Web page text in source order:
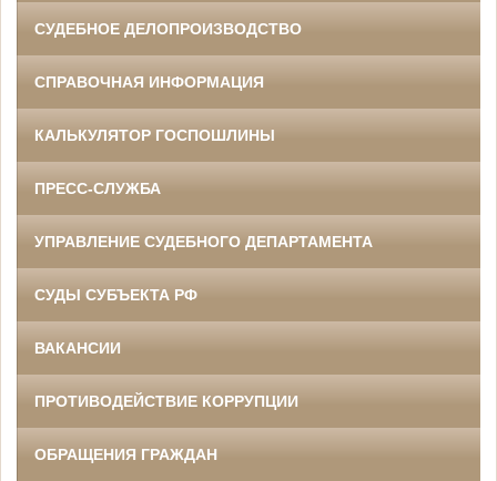
СУДЕБНОЕ ДЕЛОПРОИЗВОДСТВО
СПРАВОЧНАЯ ИНФОРМАЦИЯ
КАЛЬКУЛЯТОР ГОСПОШЛИНЫ
ПРЕСС-СЛУЖБА
УПРАВЛЕНИЕ СУДЕБНОГО ДЕПАРТАМЕНТА
СУДЫ СУБЪЕКТА РФ
ВАКАНСИИ
ПРОТИВОДЕЙСТВИЕ КОРРУПЦИИ
ОБРАЩЕНИЯ ГРАЖДАН